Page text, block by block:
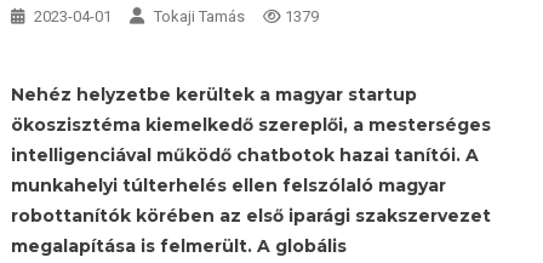
2023-04-01 Tokaji Tamás 1379
Nehéz helyzetbe kerültek a magyar startup
ökoszisztéma kiemelkedő szereplői, a mesterséges
intelligenciával működő chatbotok hazai tanítói. A
munkahelyi túlterhelés ellen felszólaló magyar
robottanítók körében az első iparági szakszervezet
megalapítása is felmerült. A globális